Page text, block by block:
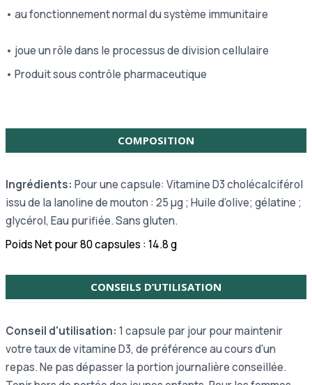
• au fonctionnement normal du système immunitaire
• joue un rôle dans le processus de division cellulaire
• Produit sous contrôle pharmaceutique
COMPOSITION
Ingrédients: Pour une capsule: Vitamine D3 cholécalciférol
issu de la lanoline de mouton : 25 µg ; Huile d’olive; gélatine ;
glycérol, Eau purifiée. Sans gluten.
Poids Netpour 80 capsules : 14.8 g
CONSEILS D’UTILISATION
Conseil d'utilisation: 1 capsule par jour pour maintenir
votre taux de vitamine D3, de préférence au cours d'un
repas. Ne pas dépasser la portion journalière conseillée.